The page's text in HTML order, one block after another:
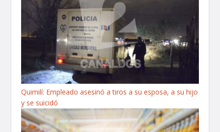
Quimilí: Empleado asesinó a tiros a su esposa, a su hijo
y se suicidó